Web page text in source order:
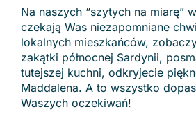
Na naszych “szytych na miarę”
czekają Was niezapomniane
lokalnych mieszkańców,
zakątki północnej Sardynii,
tutejszej kuchni, odkryjecie
Maddalena. A to wszystko
Waszych oczekiwań!